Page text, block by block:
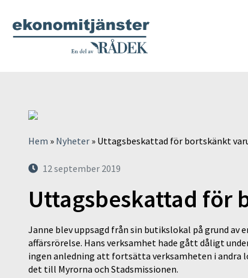
Hem » Nyheter » Uttagsbeskattad för bortskänkt
12 september 2019
Uttagsbeskattad för
Janne blev uppsagd från sin butikslokal på grund av
affärsrörelse. Hans verksamhet hade gått dåligt
ingen anledning att fortsätta verksamheten i andra
det till Myrorna och Stadsmissionen.